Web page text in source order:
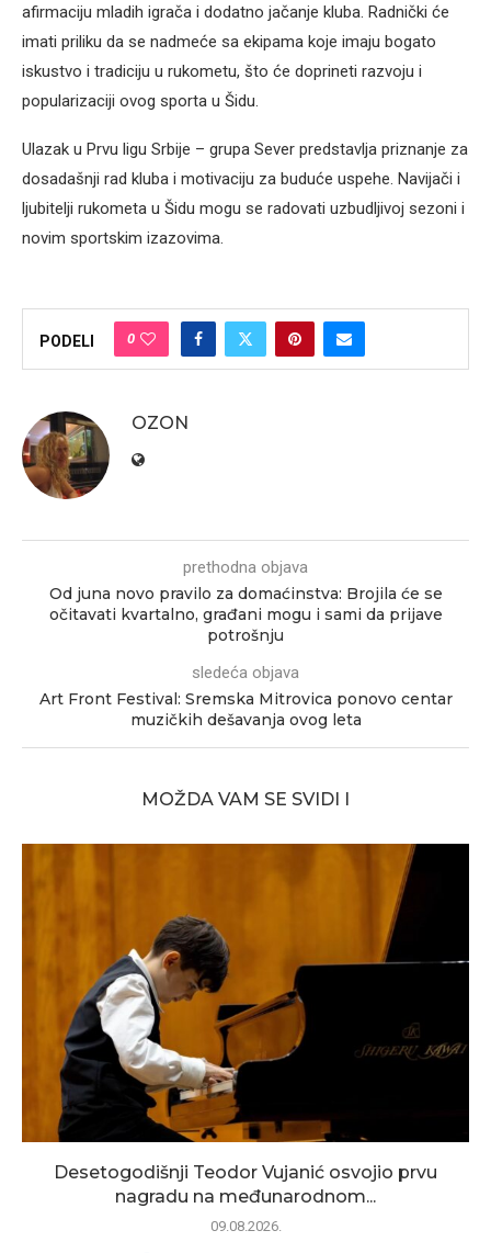
afirmaciju mladih igrača i dodatno jačanje kluba. Radnički će
imati priliku da se nadmeće sa ekipama koje imaju bogato
iskustvo i tradiciju u rukometu, što će doprineti razvoju i
popularizaciji ovog sporta u Šidu.
Ulazak u Prvu ligu Srbije – grupa Sever predstavlja priznanje za
dosadašnji rad kluba i motivaciju za buduće uspehe. Navijači i
ljubitelji rukometa u Šidu mogu se radovati uzbudljivoj sezoni i
novim sportskim izazovima.
PODELI 0
OZON
prethodna objava
Od juna novo pravilo za domaćinstva: Brojila će se
očitavati kvartalno, građani mogu i sami da prijave
potrošnju
sledeća objava
Art Front Festival: Sremska Mitrovica ponovo centar
muzičkih dešavanja ovog leta
MOŽDA VAM SE SVIDI I
Desetogodišnji Teodor Vujanić osvojio prvu
nagradu na međunarodnom...
09.08.2026.